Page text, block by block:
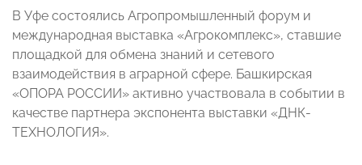
В Уфе состоялись Агропромышленный форум и
международная выставка «Агрокомплекс», ставшие
площадкой для обмена знаний и сетевого
взаимодействия в аграрной сфере. Башкирская
«ОПОРА РОССИИ» активно участвовала в событии в
качестве партнера экспонента выставки «ДНК-
ТЕХНОЛОГИЯ».